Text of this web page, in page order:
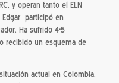
y operan tanto el ELN
Edgar participó en
Ha sufrido 4-5
recibido un esquema de
actual en Colombia,